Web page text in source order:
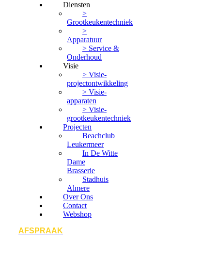
Diensten
>
Grootkeukentechniek
>
Apparatuur
> Service &
Onderhoud
Visie
> Visie-
projectontwikkeling
> Visie-
apparaten
> Visie-
grootkeukentechniek
Projecten
Beachclub
Leukermeer
In De Witte
Dame
Brasserie
Stadhuis
Almere
Over Ons
Contact
Webshop
AFSPRAAK